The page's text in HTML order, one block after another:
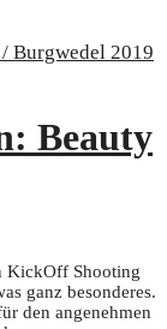
Beauty
KickOff Shooting
ganz besonderes.
den angenehmen